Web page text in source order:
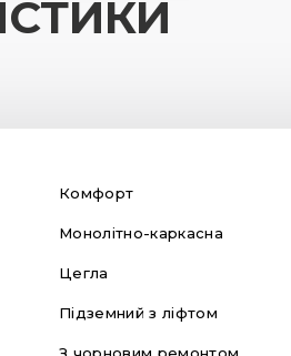
Комфорт
Монолітно-каркасна
Цегла
Підземний з ліфтом